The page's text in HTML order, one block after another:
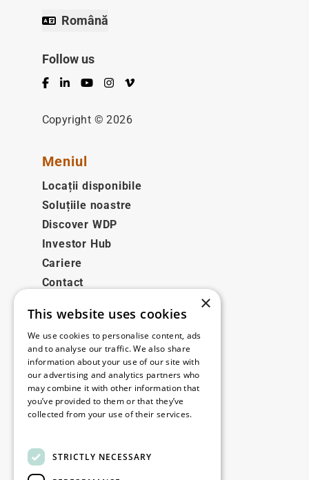
Română
Follow us
Facebook
LinkedInYouTubeInstagram
Vimeo
Copyright © 2026
Meniul
Locații disponibile
Soluțiile noastre
Discover WDP
Investor Hub
Cariere
Contact
Legale
Disclaimer
Privacy policy
Cookie policy
Contact
×
This website uses cookies
We use cookies to personalise content, ads
and to analyse our traffic. We also share
information about your use of our site with
our advertising and analytics partners who
may combine it with other information that
you’ve provided to them or that they’ve
collected from your use of their services.
STRICTLY NECESSARY